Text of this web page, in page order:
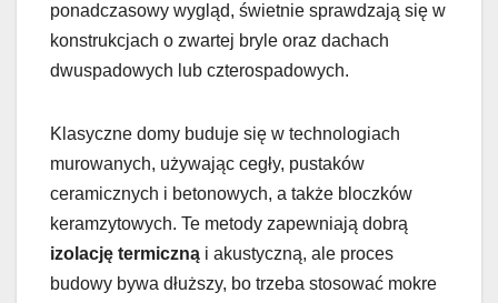
ponadczasowy wygląd, świetnie sprawdzają się w
konstrukcjach o zwartej bryle oraz dachach
dwuspadowych lub czterospadowych.
Klasyczne domy buduje się w technologiach
murowanych, używając cegły, pustaków
ceramicznych i betonowych, a także bloczków
keramzytowych. Te metody zapewniają dobrą
izolację termiczną i akustyczną, ale proces
budowy bywa dłuższy, bo trzeba stosować mokre